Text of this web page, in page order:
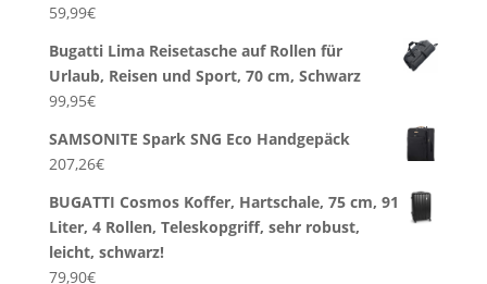
59,99€
Bugatti Lima Reisetasche auf Rollen für
Urlaub, Reisen und Sport, 70 cm, Schwarz
99,95€
SAMSONITE Spark SNG Eco Handgepäck
207,26€
BUGATTI Cosmos Koffer, Hartschale, 75 cm, 91
Liter, 4 Rollen, Teleskopgriff, sehr robust,
leicht, schwarz!
79,90€